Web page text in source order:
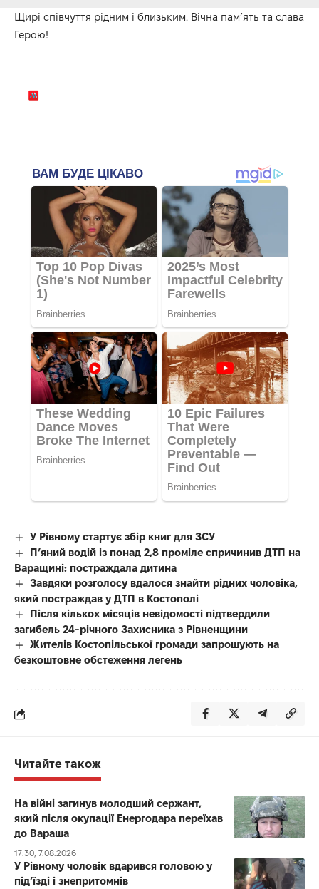
Щирі співчуття рідним і близьким. Вічна пам’ять та слава
Герою!
У Рівному стартує збір книг для ЗСУ
П’яний водій із понад 2,8 проміле спричинив ДТП на
Варащині: постраждала дитина
Завдяки розголосу вдалося знайти рідних чоловіка,
який постраждав у ДТП в Костополі
Після кількох місяців невідомості підтвердили
загибель 24-річного Захисника з Рівненщини
Жителів Костопільської громади запрошують на
безкоштовне обстеження легень
Читайте також
На війні загинув молодший сержант,
який після окупації Енергодара переїхав
до Вараша
17:30, 7.08.2026
У Рівному чоловік вдарився головою у
під’їзді і знепритомнів